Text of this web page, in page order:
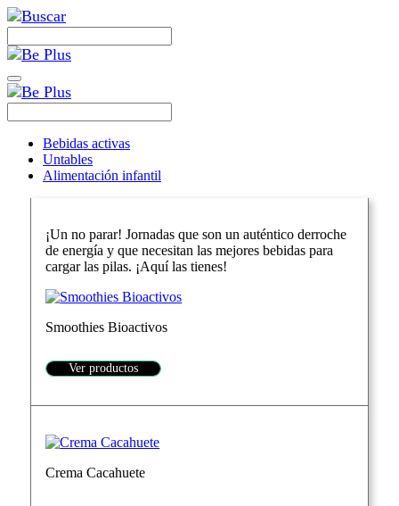
Bebidas activas
Untables
Alimentación infantil
¡Un no parar! Jornadas que son un auténtico derroche
de energía y que necesitan las mejores bebidas para
cargar las pilas. ¡Aquí las tienes!
Smoothies Bioactivos
Ver productos
Crema Cacahuete